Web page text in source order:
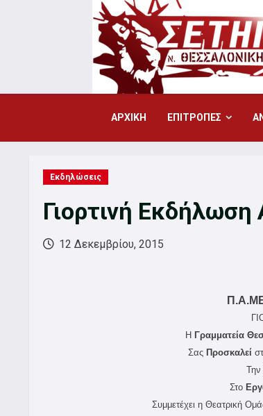
ΑΡΧΙΚΗ ΕΠΙΤΡΟΠΕΣ
Εκδηλώσεις
Γιορτινή
12 Δεκεμβρίου, 2015
Η Γραμματεία
Σας Προσκαλεί
Την
Στο
Συμμετέχει η Θεατρική